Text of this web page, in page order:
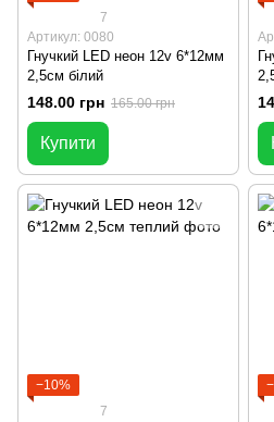
7
Артикул: 0080
Гнучкий LED неон 12v 6*12мм
2,5см білий
148.00 грн 165.00 грн
Купити
−10%
7